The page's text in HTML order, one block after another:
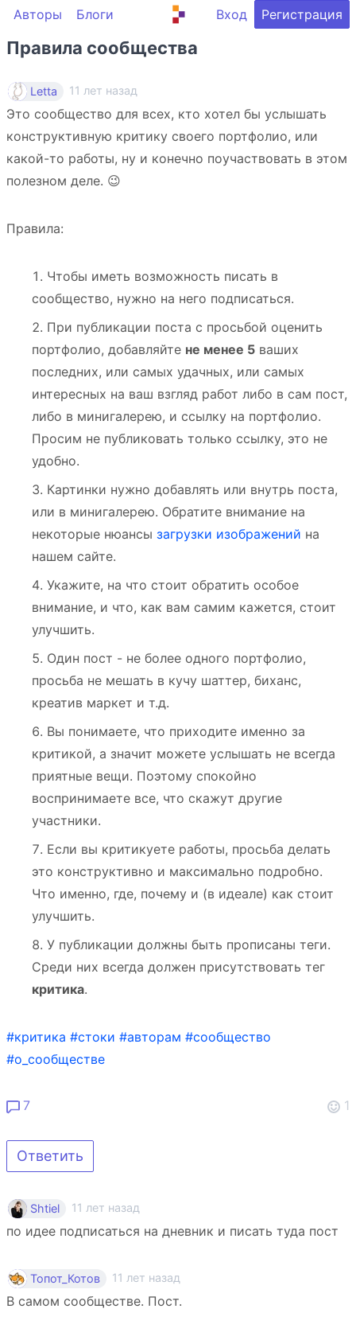
Авторы Блоги Вход Регистрация
Правила сообщества
Letta 11 лет назад
Это сообщество для всех, кто хотел бы услышать
конструктивную критику своего портфолио, или
какой-то работы, ну и конечно поучаствовать в этом
полезном деле. 😉
Правила:
Чтобы иметь возможность писать в
сообщество, нужно на него подписаться.
При публикации поста с просьбой оценить
портфолио, добавляйте не менее 5 ваших
последних, или самых удачных, или самых
интересных на ваш взгляд работ либо в сам пост,
либо в минигалерею, и ссылку на портфолио.
Просим не публиковать только ссылку, это не
удобно.
Картинки нужно добавлять или внутрь поста,
или в минигалерею. Обратите внимание на
некоторые нюансы загрузки изображений на
нашем сайте.
Укажите, на что стоит обратить особое
внимание, и что, как вам самим кажется, стоит
улучшить.
Один пост - не более одного портфолио,
просьба не мешать в кучу шаттер, биханс,
креатив маркет и т.д.
Вы понимаете, что приходите именно за
критикой, а значит можете услышать не всегда
приятные вещи. Поэтому спокойно
воспринимаете все, что скажут другие
участники.
Если вы критикуете работы, просьба делать
это конструктивно и максимально подробно.
Что именно, где, почему и (в идеале) как стоит
улучшить.
У публикации должны быть прописаны теги.
Среди них всегда должен присутствовать тег
критика.
#критика #стоки #авторам #сообщество
#о_сообществе
7 1
Ответить
Shtiel 11 лет назад
по идее подписаться на дневник и писать туда пост
Топот_Котов 11 лет назад
В самом сообществе. Пост.